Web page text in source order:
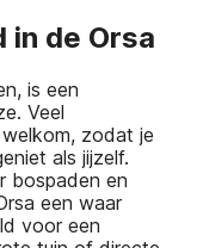
in de Orsa
is een
Veel
zodat je
als jijzelf.
bospaden en
een waar
voor een